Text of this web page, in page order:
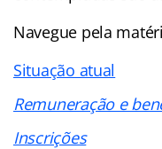
Navegue pela
Situação atual
Remuneração e
Inscrições